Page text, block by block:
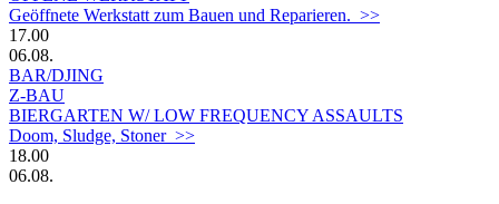
Geöffnete Werkstatt zum Bauen und Reparieren. >>
17.00
06.08.
BAR/DJING
Z-BAU
BIERGARTEN W/ LOW FREQUENCY ASSAULTS
Doom, Sludge, Stoner >>
18.00
06.08.